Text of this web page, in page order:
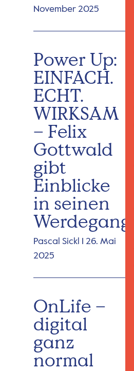
November 2025
Power Up:
EINFACH.
ECHT.
WIRKSAM
– Felix
Gottwald
gibt
Einblicke
in seinen
Werdegang
Pascal Sickl
26. Mai
2025
OnLife –
digital
ganz
normal